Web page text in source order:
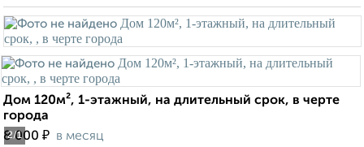
2/1
Дом 120м², 1-этажный, на длительный срок, в черте
города
8 000 ₽ в месяц